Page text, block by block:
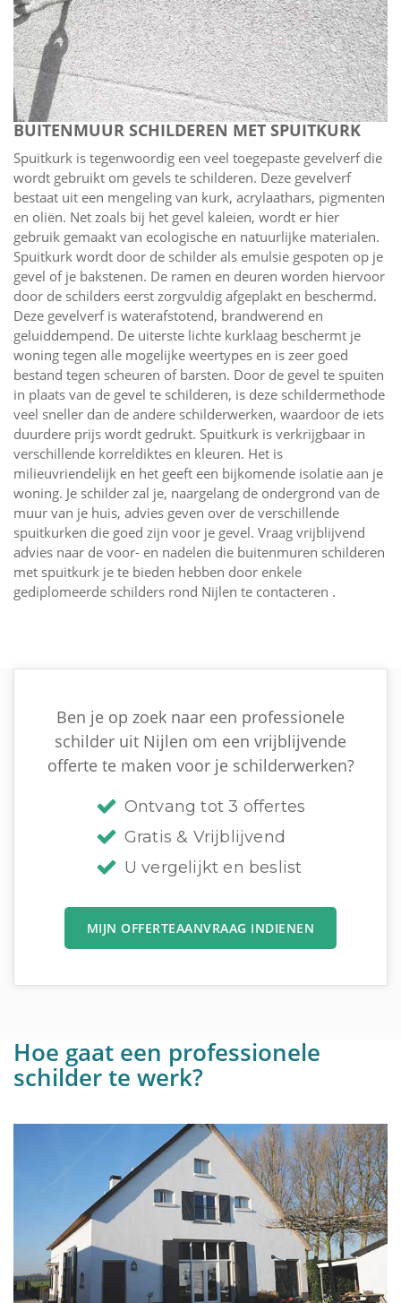
BUITENMUUR SCHILDEREN MET SPUITKURK
Spuitkurk is tegenwoordig een veel toegepaste gevelverf die
wordt gebruikt om gevels te schilderen. Deze gevelverf
bestaat uit een mengeling van kurk, acrylaathars, pigmenten
en oliën. Net zoals bij het gevel kaleien, wordt er hier
gebruik gemaakt van ecologische en natuurlijke materialen.
Spuitkurk wordt door de schilder als emulsie gespoten op je
gevel of je bakstenen. De ramen en deuren worden hiervoor
door de schilders eerst zorgvuldig afgeplakt en beschermd.
Deze gevelverf is waterafstotend, brandwerend en
geluiddempend. De uiterste lichte kurklaag beschermt je
woning tegen alle mogelijke weertypes en is zeer goed
bestand tegen scheuren of barsten. Door de gevel te spuiten
in plaats van de gevel te schilderen, is deze schildermethode
veel sneller dan de andere schilderwerken, waardoor de iets
duurdere prijs wordt gedrukt. Spuitkurk is verkrijgbaar in
verschillende korreldiktes en kleuren. Het is
milieuvriendelijk en het geeft een bijkomende isolatie aan je
woning. Je schilder zal je, naargelang de ondergrond van de
muur van je huis, advies geven over de verschillende
spuitkurken die goed zijn voor je gevel. Vraag vrijblijvend
advies naar de voor- en nadelen die buitenmuren schilderen
met spuitkurk je te bieden hebben door enkele
gediplomeerde schilders rond Nijlen te contacteren .
Ben je op zoek naar een professionele
schilder uit Nijlen om een vrijblijvende
offerte te maken voor je schilderwerken?
Ontvang tot 3 offertes
Gratis & Vrijblijvend
U vergelijkt en beslist
MIJN OFFERTEAANVRAAG INDIENEN
Hoe gaat een professionele
schilder te werk?